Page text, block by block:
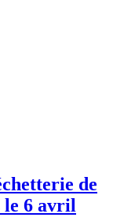
de
le 6 avril